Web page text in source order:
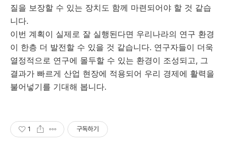
질을 보장할 수 있는 장치도 함께 마련되어야 할 것 같습
니다.
이번 계획이 실제로 잘 실행된다면 우리나라의 연구 환경
이 한층 더 발전할 수 있을 것 같습니다. 연구자들이 더욱
열정적으로 연구에 몰두할 수 있는 환경이 조성되고, 그
결과가 빠르게 산업 현장에 적용되어 우리 경제에 활력을
불어넣기를 기대해 봅니다.
1 구독하기